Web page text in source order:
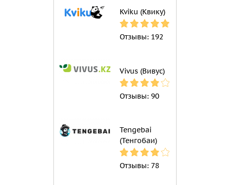
Kviku (Квику)
Отзывы: 192
Vivus (Вивус)
Отзывы: 90
Tengebai
(Тенгобаи)
Отзывы: 78